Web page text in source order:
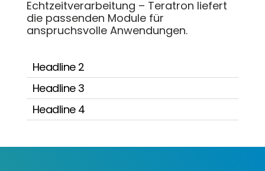
Echtzeitverarbeitung – Teratron liefert
die passenden Module für
anspruchsvolle Anwendungen.
Headline 2
Headline 3
Headline 4